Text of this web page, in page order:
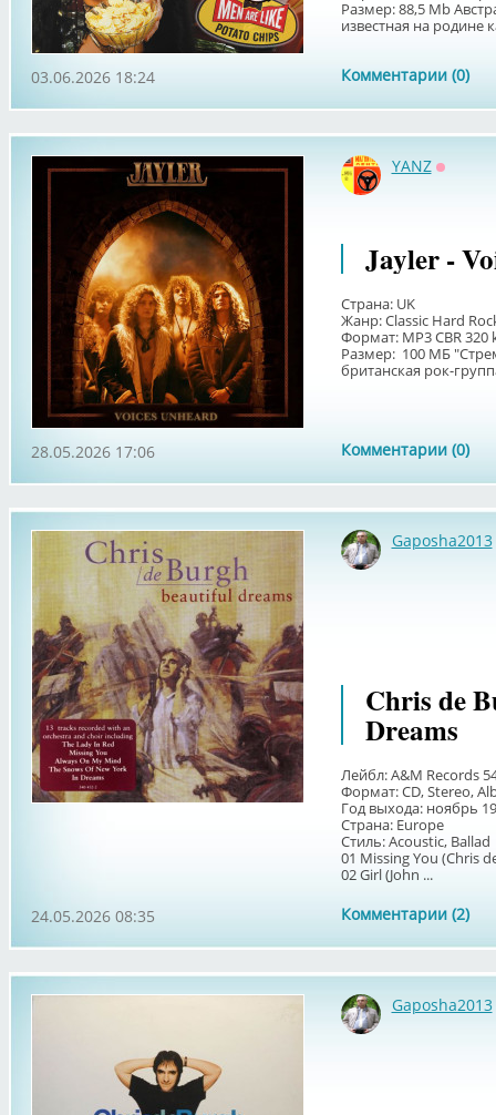
Размер: 88,5 Мb
известная на родине
Комментарии (0)
03.06.2026 18:24
YANZ
Jayler -
Страна: UK
Жанр: Classic Hard
Формат: MP3 CBR 320
Размер: 100 МБ
британская рок-
Комментарии (0)
28.05.2026 17:06
Gaposha2013
Chris de
Dreams
Лейбл: A&M Records
Формат: CD, Stereo,
Год выхода: ноябрь
Страна: Europe
Стиль: Acoustic, Ballad
01 Missing You (Chris
02 Girl (John ...
Комментарии (2)
24.05.2026 08:35
Gaposha2013